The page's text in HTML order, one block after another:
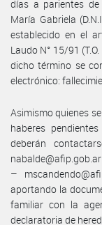
días a parientes de
María Gabriela
establecido en el
Laudo N° 15/91
dicho término se
electrónico:
Asimismo quienes
haberes
deberán
–
aportando la
familiar con la
declaratoria de